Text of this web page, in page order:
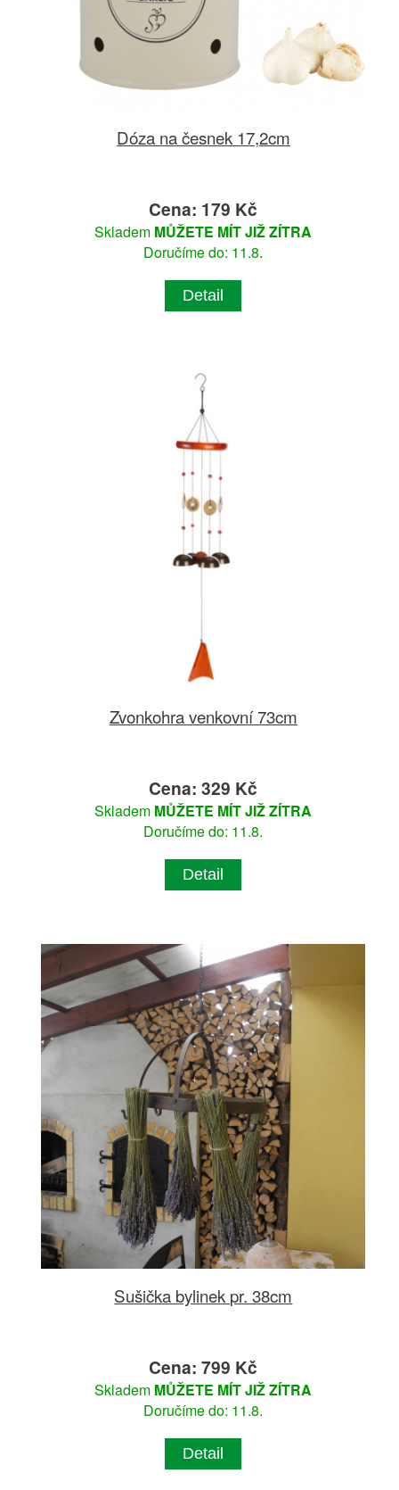
Dóza na česnek 17,2cm
Cena: 179 Kč
Skladem MŮŽETE MÍT JIŽ ZÍTRA
Doručíme do: 11.8.
Detail
Zvonkohra venkovní 73cm
Cena: 329 Kč
Skladem MŮŽETE MÍT JIŽ ZÍTRA
Doručíme do: 11.8.
Detail
Sušička bylinek pr. 38cm
Cena: 799 Kč
Skladem MŮŽETE MÍT JIŽ ZÍTRA
Doručíme do: 11.8.
Detail